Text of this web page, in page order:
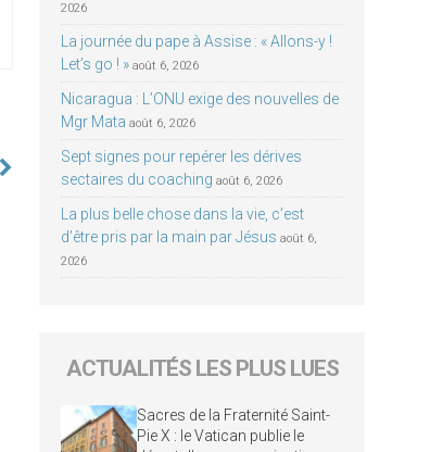
2026
La journée du pape à Assise : « Allons-y !
Let’s go ! » août 6, 2026
Nicaragua : L’ONU exige des nouvelles de
Mgr Mata août 6, 2026
Sept signes pour repérer les dérives
sectaires du coaching août 6, 2026
La plus belle chose dans la vie, c’est
d’être pris par la main par Jésus août 6,
2026
ACTUALITÉS LES PLUS LUES
Sacres de la Fraternité Saint-
Pie X : le Vatican publie le